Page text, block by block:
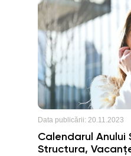
Data publicării: 20.11.2023
Calendarul Anului
Structura,